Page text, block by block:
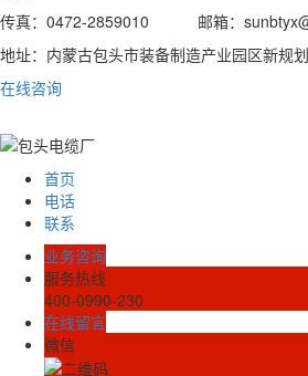
传真：0472-2859010 邮箱：
地址：内蒙古包头市装备制造产业园区新规
在线咨询
首页
电话
联系
业务咨询
服务热线
400-0990-230
在线留言
微信